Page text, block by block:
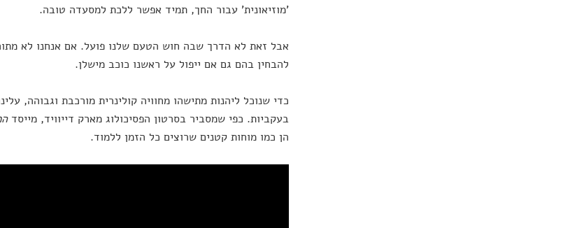
'מוזיאונית' עבור החך, תמיד אפשר ללכת למסעדה טובה.
אבל זאת לא הדרך שבה חוש הטעם שלנו פועל. אם אנחנו לא
להבחין בהם גם אם ייפול על ראשנו כוכב מישלן.
כדי שנוכל ליהנות מתישהו מחוויה קולינרית מורכבת וגבוהה,
בעקביות. כפי שמסביר בסרטון הפסיכולוג מארק דייוויד, מייסד
הן כמו מוחות קטנים שרוצים כל הזמן ללמוד.